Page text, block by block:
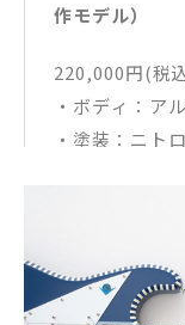
作モデル）
220,000円(税
・ボディ：ア
・塗装：ニト
・フレットサ
・スケール：